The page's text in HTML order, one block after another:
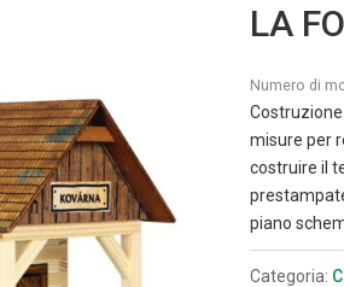
LA
Numero di
misure per
costruire il
piano
Categoria: